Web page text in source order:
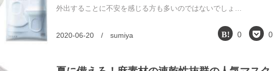
外出することに不安を感じる方も多いのではないでしょ…
2020-06-20 / sumiya 0 0